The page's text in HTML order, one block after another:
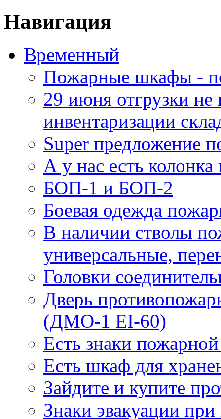
Навигация
Временный
Пожарные шкафы -
29 июня отгрузки не
инвентаризации
Super предложение
А у нас есть
БОП-1 и БОП-2
Боевая одежда
В наличии стволы
универсальные,
Головки
Дверь
(ДМО-1 EI-60)
Есть знаки
Есть шкаф для
Зайдите и купите
Знаки эвакуации